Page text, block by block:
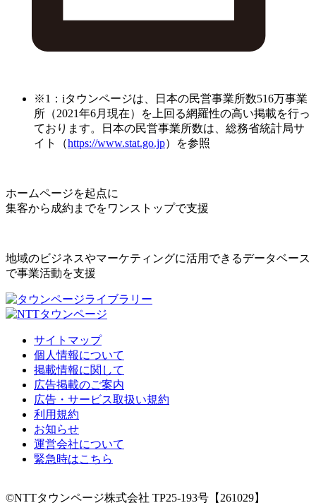
※1：iタウンページは、日本の民営事業所数516万事業
所（2021年6月現在）を上回る網羅性の高い掲載を行っ
ております。日本の民営事業所数は、総務省統計局サ
イト（https://www.stat.go.jp）を参照
ホームページを起点に
集客から成約までをワンストップで支援
地域のビジネスやマーケティングに活用できるデータベース
で事業活動を支援
サイトマップ
個人情報について
掲載情報に関して
広告掲載のご案内
広告・サービス取扱い規約
利用規約
お知らせ
運営会社について
緊急時はこちら
©NTTタウンページ株式会社 TP25-193号【261029】